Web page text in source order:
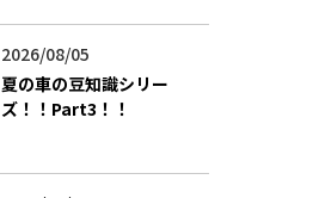
2026/08/05
夏の車の豆知識シリー
ズ！！Part3！！